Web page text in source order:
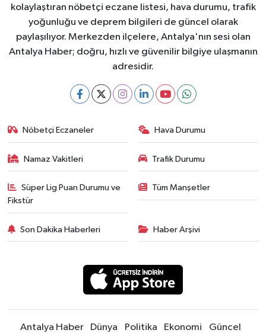
kolaylaştıran nöbetçi eczane listesi, hava durumu, trafik
yoğunluğu ve deprem bilgileri de güncel olarak
paylaşılıyor. Merkezden ilçelere, Antalya'nın sesi olan
Antalya Haber; doğru, hızlı ve güvenilir bilgiye ulaşmanın
adresidir.
Nöbetçi Eczaneler Hava Durumu
Namaz Vakitleri Trafik Durumu
Süper Lig Puan Durumu ve
Fikstür
Tüm Manşetler
Son Dakika Haberleri Haber Arşivi
Antalya Haber Dünya Politika Ekonomi Güncel